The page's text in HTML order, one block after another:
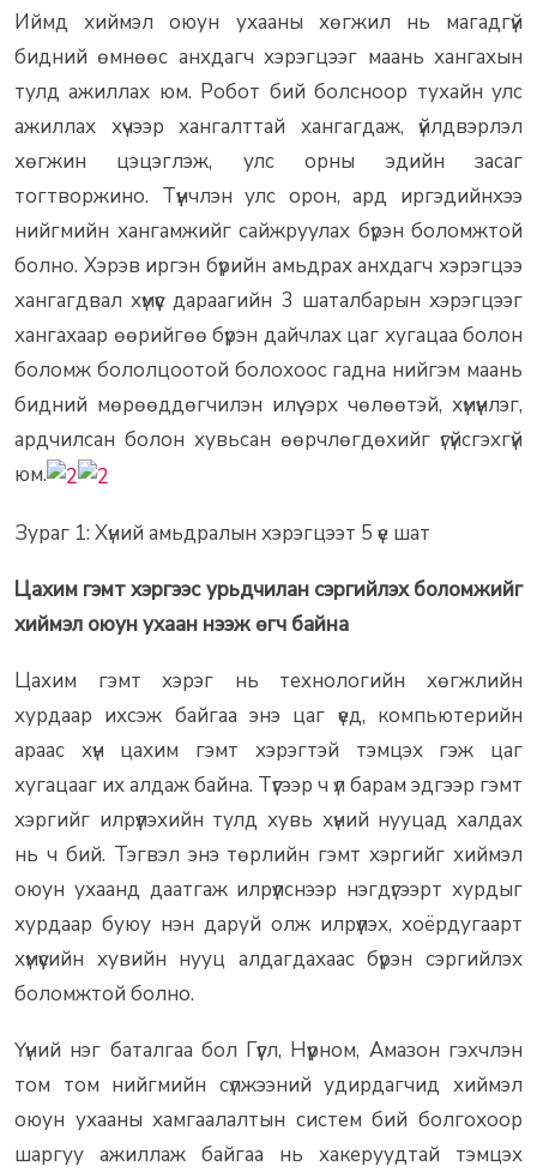
Иймд хиймэл оюун ухааны хөгжил нь магадгүй
бидний өмнөөс анхдагч хэрэгцээг маань хангахын
тулд ажиллах юм. Робот бий болсноор тухайн улс
ажиллах хүчээр хангалттай хангагдаж, үйлдвэрлэл
хөгжин цэцэглэж, улс орны эдийн засаг
тогтворжино. Түүнчлэн улс орон, ард иргэдийнхээ
нийгмийн хангамжийг сайжруулах бүрэн боломжтой
болно. Хэрэв иргэн бүрийн амьдрах анхдагч хэрэгцээ
хангагдвал хүмүүс дараагийн 3 шаталбарын хэрэгцээг
хангахаар өөрийгөө бүрэн дайчлах цаг хугацаа болон
боломж бололцоотой болохоос гадна нийгэм маань
бидний мөрөөддөгчилэн илүү эрх чөлөөтэй, хүмүүнлэг,
ардчилсан болон хувьсан өөрчлөгдөхийг үгүйсгэхгүй
юм.
Зураг 1: Хүний амьдралын хэрэгцээт 5 үе шат
Цахим гэмт хэргээс урьдчилан сэргийлэх боломжийг
хиймэл оюун ухаан нээж өгч байна
Цахим гэмт хэрэг нь технологийн хөгжлийн
хурдаар ихсэж байгаа энэ цаг үед, компьютерийн
араас хүн цахим гэмт хэрэгтэй тэмцэх гэж цаг
хугацааг их алдаж байна. Түүгээр ч үл барам эдгээр гэмт
хэргийг илрүүлэхийн тулд хувь хүний нууцад халдах
нь ч бий. Тэгвэл энэ төрлийн гэмт хэргийг хиймэл
оюун ухаанд даатгаж илрүүлснээр нэгдүгээрт хурдыг
хурдаар буюу нэн даруй олж илрүүлэх, хоёрдугаарт
хүмүүсийн хувийн нууц алдагдахаас бүрэн сэргийлэх
боломжтой болно.
Үүний нэг баталгаа бол Гүүгл, Нүүрном, Амазон гэхчлэн
том том нийгмийн сүлжээний удирдагчид хиймэл
оюун ухааны хамгаалалтын систем бий болгохоор
шаргуу ажиллаж байгаа нь хакеруудтай тэмцэх